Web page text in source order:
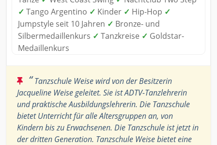
✓ Tango Argentino ✓ Kinder ✓ Hip-Hop ✓
Jumpstyle seit 10 Jahren ✓ Bronze- und
Silbermedaillenkurs ✓ Tanzkreise ✓ Goldstar-
Medaillenkurs
“Tanzschule Weise wird von der Besitzerin
Jacqueline Weise geleitet. Sie ist ADTV-Tanzlehrerin
und praktische Ausbildungslehrerin. Die Tanzschule
bietet Unterricht für alle Altersgruppen an, von
Kindern bis zu Erwachsenen. Die Tanzschule ist jetzt in
der dritten Generation. Tanzschule Weise bietet eine